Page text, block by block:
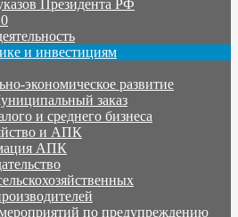
Президента РФ
и инвестициям
экономическое развитие
заказ
и среднего бизнеса
и АПК
АПК
по предупреждению